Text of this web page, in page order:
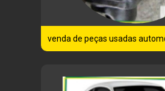
venda de peças usadas